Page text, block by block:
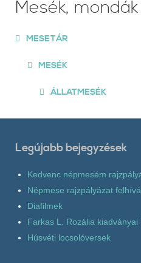
Mesék, mondák
MESETÁR
MESÉK
ÁLLATMESÉK
Legújabb bejegyzések
Kedvenc népmesém
Népmese rajzpályázat
Diafilmek
Farkas L. Rozália kiadványai
Húsvéti locsolóversek